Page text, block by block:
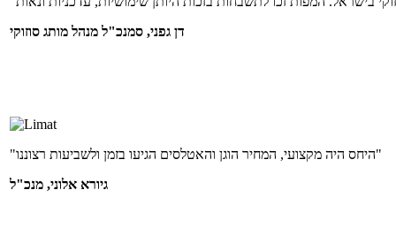
דן גפני, סמנכ"ל מנהל מותג סוזוקי
"היחס היה מקצועי, המחיר הוגן והאטלסים הגיעו בזמן ולשביעות רצוננו"
גיורא אלוני, מנכ"ל